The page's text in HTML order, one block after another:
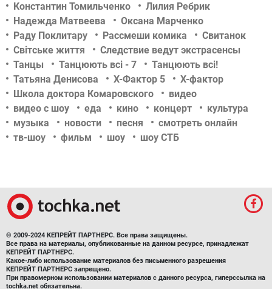
Константин Томильченко
Лилия Ребрик
Надежда Матвеева
Оксана Марченко
Раду Поклитару
Рассмеши комика
Свитанок
Світське життя
Следствие ведут экстрасенсы
Танцы
Танцюють всі - 7
Танцюють всі!
Татьяна Денисова
Х-Фактор 5
Х-фактор
Школа доктора Комаровского
видео
видео с шоу
еда кино концерт
культура
музыка
новости песня
смотреть онлайн
тв-шоу
фильм шоу шоу СТБ
© 2009-2024 КЕПРЕЙТ ПАРТНЕРС. Все права защищены.
Все права на материалы, опубликованные на данном ресурсе, принадлежат
КЕПРЕЙТ ПАРТНЕРС.
Какое-либо использование материалов без письменного разрешения
КЕПРЕЙТ ПАРТНЕРС запрещено.
При правомерном использовании материалов с данного ресурса, гиперссылка на
tochka.net обязательна.